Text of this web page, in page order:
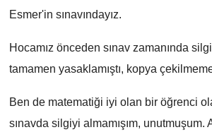
Esmer'in sınavındayız.
Hocamız önceden sınav zamanında
tamamen yasaklamıştı, kopya
Ben de matematiği iyi olan bir öğrenci
sınavda silgiyi almamışım, unutmuşum.
Sanat